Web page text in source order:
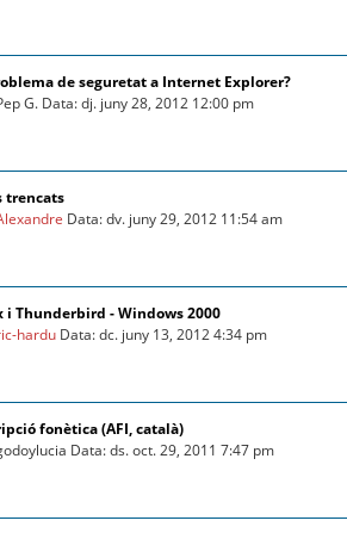
de seguretat a Internet Explorer?
G. Data: dj. juny 28, 2012 12:00 pm
trencats
Data: dv. juny 29, 2012 11:54 am
i Thunderbird - Windows 2000
hardu Data: dc. juny 13, 2012 4:34 pm
fonètica (AFI, català)
Data: ds. oct. 29, 2011 7:47 pm